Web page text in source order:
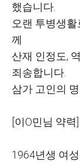
했습니다
오랜 투병생
께
산재 인정도,
죄송합니다
삼가 고인의
이O민님 약력
1964년생 여성